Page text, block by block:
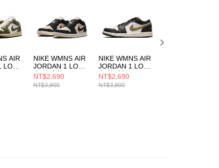
技股份有限公司將有權停止該用戶之使用額度並採取法律行
AIR
NIKE WMNS AIR
JORDAN 1 LOW
女 籃球鞋
DC0774003
NT$2,690
NT$3,800
NIKE WMNS AIR
JORDAN 1 LOW
女 籃球鞋
DC0774200
NT$2,690
NT$3,800